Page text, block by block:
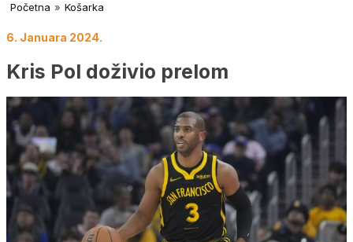
Početna » Košarka
6. Januara 2024.
Kris Pol doživio prelom